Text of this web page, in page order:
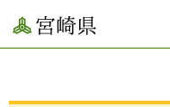
宮崎県